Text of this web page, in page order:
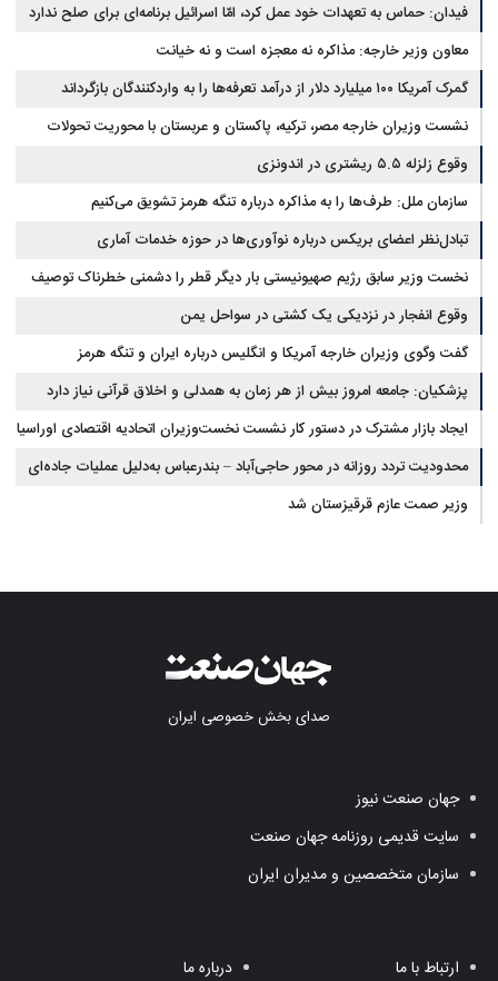
فیدان: حماس به تعهدات خود عمل کرد، امّا اسرائیل برنامه‌ای برای صلح ندارد
معاون وزیر خارجه: مذاکره نه معجزه است و نه خیانت
گمرک آمریکا ۱۰۰ میلیارد دلار از درآمد تعرفه‌ها را به واردکنندگان بازگرداند
نشست وزیران خارجه مصر، ترکیه، پاکستان و عربستان با محوریت تحولات
منطقه
وقوع زلزله ۵.۵ ریشتری در اندونزی
سازمان ملل: طرف‌ها را به مذاکره درباره تنگه هرمز تشویق می‌کنیم
تبادل‌نظر اعضای بریکس درباره نوآوری‌ها در حوزه خدمات آماری
نخست وزیر سابق رژیم صهیونیستی بار دیگر قطر را دشمنی خطرناک توصیف
کردوقوع انفجار در نزدیکی یک کشتی در سواحل یمن
گفت وگوی وزیران خارجه آمریکا و انگلیس درباره ایران و تنگه هرمز
پزشکیان: جامعه امروز بیش از هر زمان به همدلی و اخلاق قرآنی نیاز دارد
ایجاد بازار مشترک در دستور کار نشست نخست‌وزیران اتحادیه اقتصادی اوراسیا
محدودیت تردد روزانه در محور حاجی‌آباد – بندرعباس به‌دلیل عملیات جاده‌ای
وزیر صمت عازم قرقیزستان شد
صدای بخش خصوصی ایران
جهان صنعت نیوز
سایت قدیمی روزنامه جهان صنعت
سازمان متخصصین و مدیران ایران
ارتباط با ما درباره ما